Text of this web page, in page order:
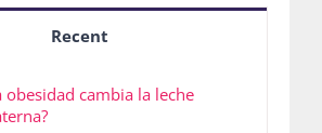
Recent
obesidad cambia la leche